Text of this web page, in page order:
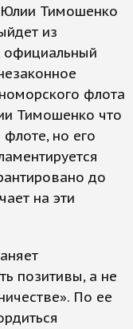
Юлии Тимошенко
из
официальный
флота
Тимошенко что
но его
до
на эти
позитивы, а не
По ее